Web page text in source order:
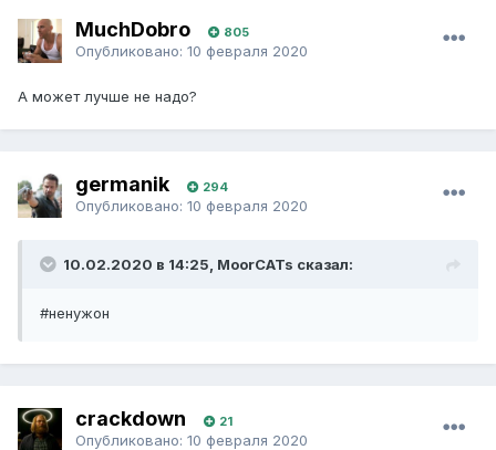
MuchDobro 805
Опубликовано: 10 февраля 2020
А может лучше не надо?
germanik 294
Опубликовано: 10 февраля 2020
10.02.2020 в 14:25, MoorCATs сказал:
#ненужон
crackdown 21
Опубликовано: 10 февраля 2020